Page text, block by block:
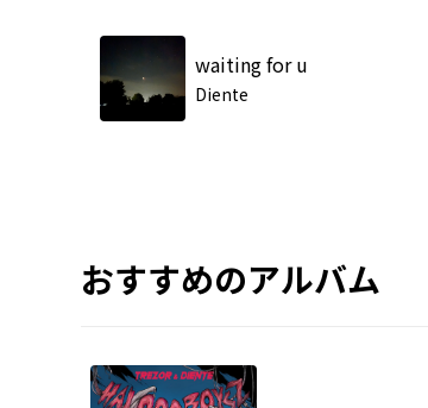
waiting for u
Diente
おすすめのアルバム